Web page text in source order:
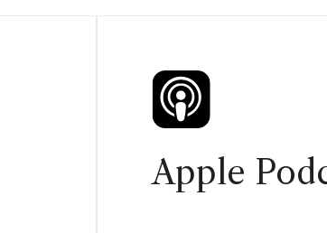
Apple